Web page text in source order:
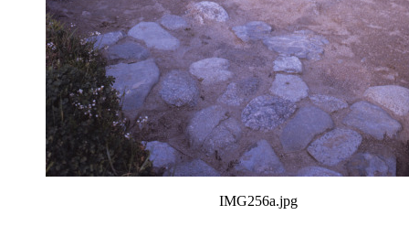
IMG256a.jpg